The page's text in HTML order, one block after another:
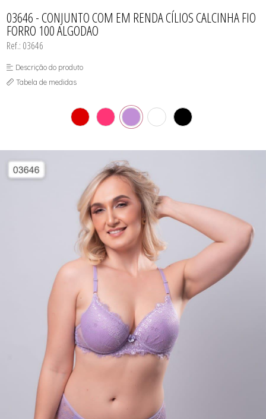
CONJUNTO
CONJUNTO BIQUÍNI
MAIÔ
TOP
03646 - CONJUNTO COM EM RENDA CÍLIOS CALCINHA FIO
FORRO 100 ALGODAO
Ref.: 03646
Descrição do produto
Tabela de medidas